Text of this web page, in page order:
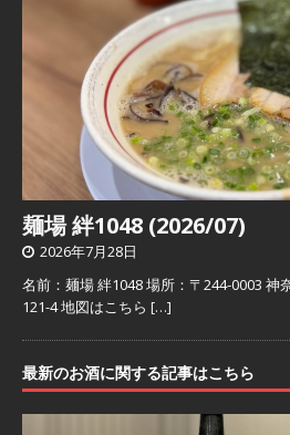
麺場 絆1048 (2026/07)
2026年7月28日
名前：麺場 絆1048 場所：〒244-0003 神
121-4 地図はこちら […]
最新のお酒に関する記事はこちら